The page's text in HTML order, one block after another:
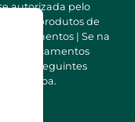
autorizada pelo
e produtos de
| Se na
Medicamentos
nos seguintes
e Lisboa.